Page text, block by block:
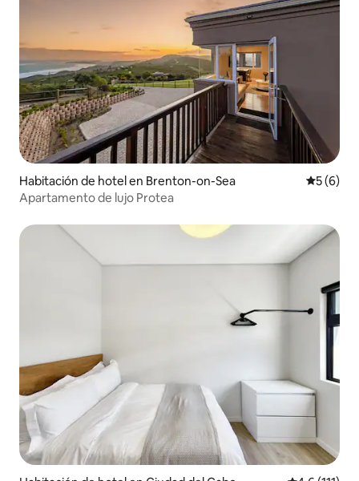
Habitación de hotel en Brenton-on-Sea
5 (6)
Apartamento de lujo Protea